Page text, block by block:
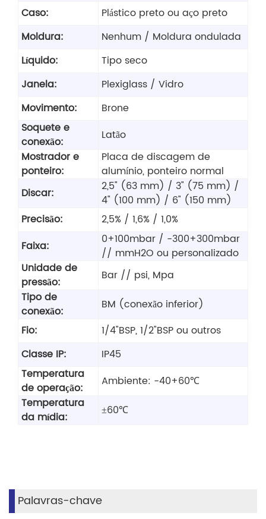
Caso:
Plástico preto ou aço preto
Moldura:
Nenhum / Moldura ondulada
Líquido:
Tipo seco
Janela:
Plexiglass / Vidro
Movimento:
Brone
Soquete e
conexão:
Latão
Mostrador e
ponteiro:
Placa de discagem de
alumínio, ponteiro normal
Discar:
2,5" (63 mm) / 3" (75 mm) /
4" (100 mm) / 6" (150 mm)
Precisão:
2,5% / 1,6% / 1,0%
Faixa:
0+100mbar / -300+300mbar
// mmH2O ou personalizado
Unidade de
pressão:
Bar // psi, Mpa
Tipo de
conexão:
BM (conexão inferior)
Fio:
1/4"BSP, 1/2"BSP ou outros
Classe IP:
IP45
Temperatura
de operação:
Ambiente: -40+60℃
Temperatura
da mídia:
±60℃
Palavras-chave